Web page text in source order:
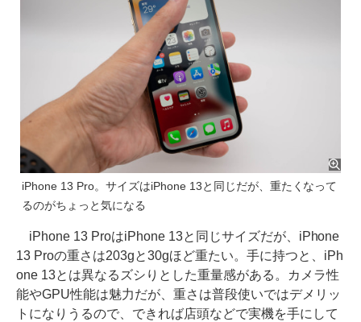
iPhone 13 Pro。サイズはiPhone 13と同じだが、重たくなって
るのがちょっと気になる
iPhone 13 ProはiPhone 13と同じサイズだが、iPhone
13 Proの重さは203gと30gほど重たい。手に持つと、iPh
one 13とは異なるズシりとした重量感がある。カメラ性
能やGPU性能は魅力だが、重さは普段使いではデメリッ
トになりうるので、できれば店頭などで実機を手にして